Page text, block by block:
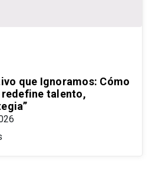
que Ignoramos: Cómo
talento,